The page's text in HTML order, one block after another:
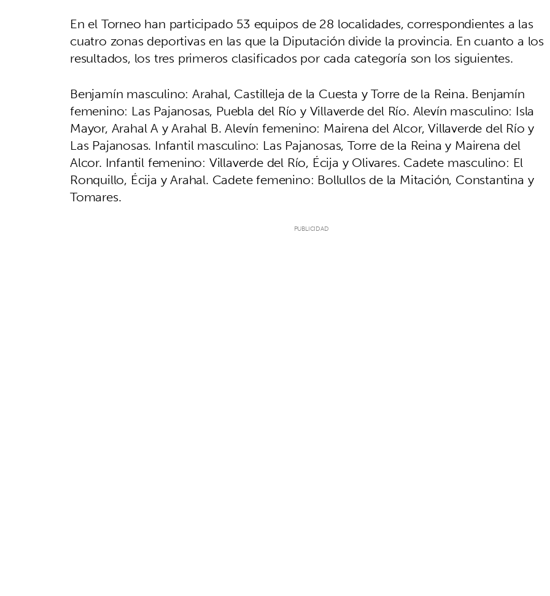
En el Torneo han participado 53 equipos de 28 localidades, correspondientes a las
cuatro zonas deportivas en las que la Diputación divide la provincia. En cuanto a los
resultados, los tres primeros clasificados por cada categoría son los siguientes.
Benjamín masculino: Arahal, Castilleja de la Cuesta y Torre de la Reina. Benjamín
femenino: Las Pajanosas, Puebla del Río y Villaverde del Río. Alevín masculino: Isla
Mayor, Arahal A y Arahal B. Alevín femenino: Mairena del Alcor, Villaverde del Río y
Las Pajanosas. Infantil masculino: Las Pajanosas, Torre de la Reina y Mairena del
Alcor. Infantil femenino: Villaverde del Río, Écija y Olivares. Cadete masculino: El
Ronquillo, Écija y Arahal. Cadete femenino: Bollullos de la Mitación, Constantina y
Tomares.